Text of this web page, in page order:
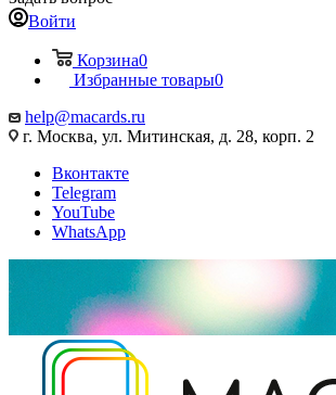
Войти
Корзина0
Избранные товары0
help@macards.ru
г. Москва, ул. Митинская, д. 28, корп. 2
Вконтакте
Telegram
YouTube
WhatsApp